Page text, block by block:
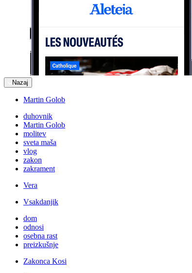
Nazaj
Martin Golob
duhovnik
Martin Golob
molitev
sveta maša
vlog
zakon
zakrament
Vera
Vsakdanjik
dom
odnosi
osebna rast
preizkušnje
Zakonca Kosi